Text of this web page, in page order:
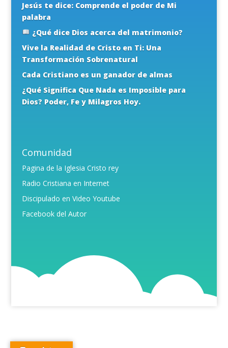
Jesús te dice: Comprende el poder de Mi
palabra
¿Qué dice Dios acerca del matrimonio?
Vive la Realidad de Cristo en Ti: Una
Transformación Sobrenatural
Cada Cristiano es un ganador de almas
¿Qué Significa Que Nada es Imposible para
Dios? Poder, Fe y Milagros Hoy.
Comunidad
Pagina de la Iglesia Cristo rey
Radio Cristiana en Internet
Discipulado en Video Youtube
Facebook del Autor